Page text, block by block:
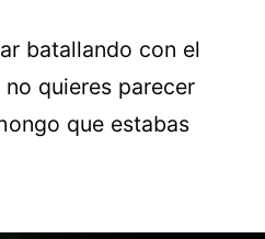
batallando con el
quieres parecer
que estabas